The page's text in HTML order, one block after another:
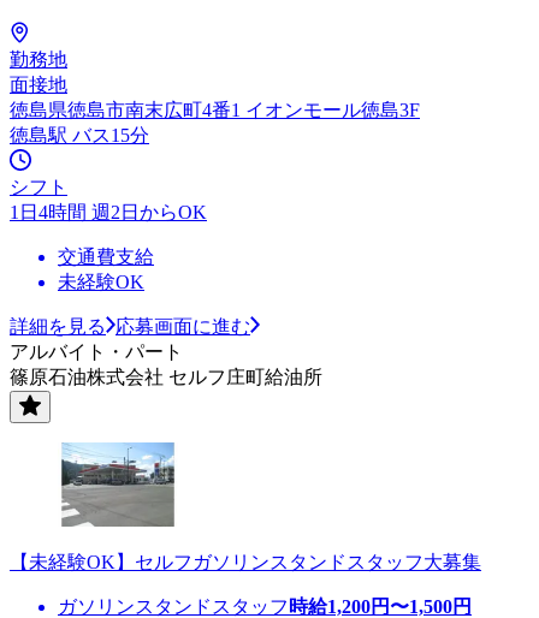
勤務地
面接地
徳島県徳島市南末広町4番1 イオンモール徳島3F
徳島駅 バス15分
シフト
1日4時間 週2日からOK
交通費支給
未経験OK
詳細を見る
応募画面に進む
アルバイト・パート
篠原石油株式会社 セルフ庄町給油所
【未経験OK】セルフガソリンスタンドスタッフ大募集
ガソリンスタンドスタッフ 時給1,200円〜1,500円